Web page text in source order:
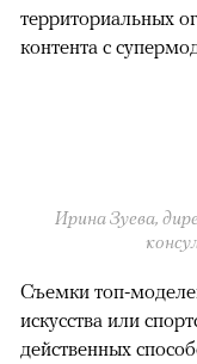
территориальных
контента с
Ирина Зуева,
Съемки топ-
искусства или
действенных